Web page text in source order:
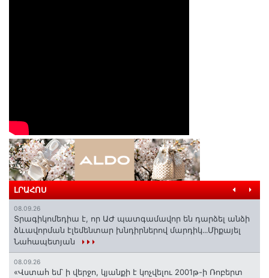
ԼՐԱՀՈՍ
08.09.26
Տրագիկոմեդիա է, որ ԱԺ պատգամավոր են դարձել անձի
ձևավորման էլեմենտար խնդիրներով մարդիկ․․․Միքայել
Նահապետյան
08.09.26
«Վստահ եմ՝ ի վերջո, կյանքի է կոչվելու 2001թ-ի Ռոբերտ